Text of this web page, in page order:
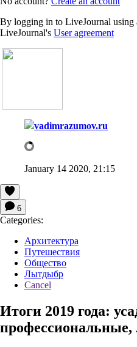
By logging in to LiveJournal using
LiveJournal's User agreement
vadimrazumov.ru
January 14 2020, 21:15
6
Categories:
Архитектура
Путешествия
Общество
Лытдыбр
Cancel
Итоги 2019 года: